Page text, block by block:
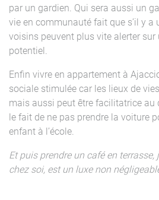
par un gardien. Qui sera aussi un
vie en communauté fait que s’il y a
voisins peuvent plus vite alerter sur
potentiel.
Enfin vivre en appartement à
sociale stimulée car les lieux de
mais aussi peut être facilitatrice au
le fait de ne pas prendre la voiture
enfant à l’école.
Et puis prendre un café en terrasse,
chez soi, est un luxe non